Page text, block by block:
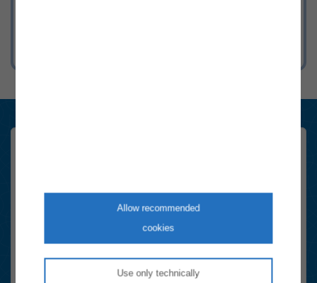
Allow recommended
cookies
Use only technically
im Jahr die wichtigsten Neuigkeiten rund um das Thema Energie in
Anti-Roboter-Verifizierung